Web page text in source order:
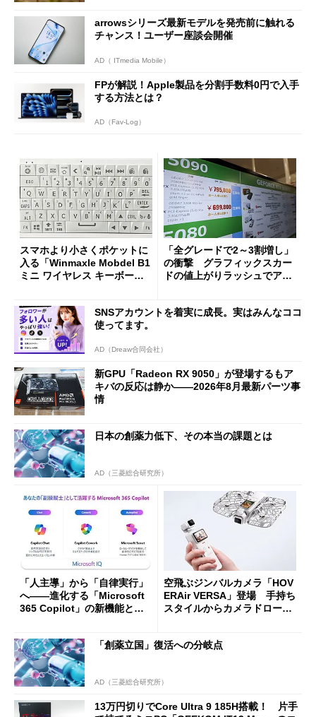
arrowsシリーズ最新モデルを発売前に触れる
チャンス！ユーザー座談会開催
AD（ ITmedia Mobile）
FPが解説！Apple製品を分割手数料0円で入手
する方法とは？
AD（Fav-Log）
スマホより小さくポケットに
入る「Winmaxle Mobdel B1
ミニ ワイヤレス キーボー
「全グレードで2～3割増し」
の衝撃 グラフィックスカー
ドの値上がりラッシュでアキ
SNSアカウントを着実に成長。実はみんなココ
使ってます。
AD（Dreaw合同会社）
新GPU「Radeon RX 9050」が登場するもア
キバの反応は静か――2026年8月最新パーツ事
情
日本の創薬力低下、その本当の課題とは
AD（三菱総合研究所）
「人主導」から「自律実行」
へ――進化する「Microsoft
365 Copilot」の新機能とエ
空飛ぶジンバルカメラ「HOV
ERAir VERSA」登場 手持ち
スタイルからカメラドローン
「創薬立国」復活への分岐点
AD（三菱総合研究所）
13万円切りでCore Ultra 9 185H搭載！ 片手